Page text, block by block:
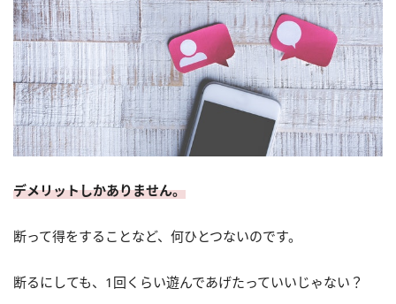
デメリットしかありません。
断って得をすることなど、何ひとつないのです。
断るにしても、1回くらい遊んであげたっていいじゃない？